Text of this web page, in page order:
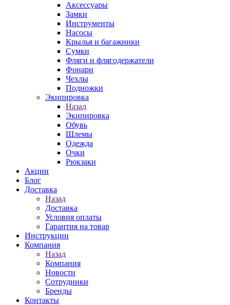
Аксессуары
Замки
Инструменты
Насосы
Крылья и багажники
Сумки
Фляги и флягодержатели
Фонари
Чехлы
Подножки
Экипировка
Назад
Экипировка
Обувь
Шлемы
Одежда
Очки
Рюкзаки
Акции
Блог
Доставка
Назад
Доставка
Условия оплаты
Гарантия на товар
Инструкции
Компания
Назад
Компания
Новости
Сотрудники
Бренды
Контакты